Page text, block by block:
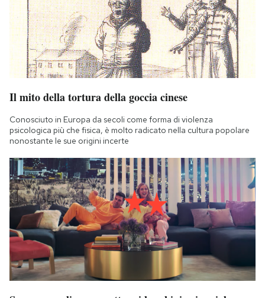
Il mito della tortura della goccia cinese
Conosciuto in Europa da secoli come forma di violenza
psicologica più che fisica, è molto radicato nella cultura popolare
nonostante le sue origini incerte